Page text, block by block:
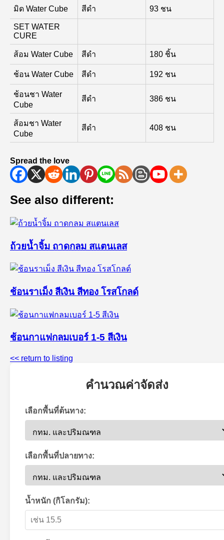
มิด Water Cube สีดำ 93 ชน
SET WATER
CURE
ส้อม Water Cube สีดำ 180 ชิ้น
ช้อน Water Cube สีดำ 192 ชน
ช้อนชา Water
Cube
สีดำ 386 ชน
ส้อมชา Water
Cube
สีดำ 408 ชน
Spread the love
See also different:
ถ้วยน้ำจิ้ม ถาดกลม สแตนเลส
ช้อนราเม็ง สีเงิน สีทอง โรสโกลด์
ช้อนกาแฟกลมเบอร์ 1-5 สีเงิน
<< return to listing
คำนวณค่าจัดส่ง
เลือกพื้นที่ต้นทาง:
เลือกพื้นที่ปลายทาง:
น้ำหนัก (กิโลกรัม):